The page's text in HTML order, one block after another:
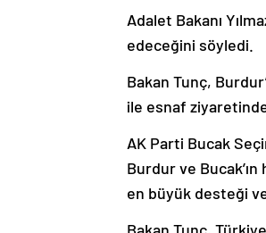
Adalet Bakanı
edeceğini söyledi.
Bakan Tunç,
ile esnaf
AK Parti Bucak
Burdur ve
en büyük desteği